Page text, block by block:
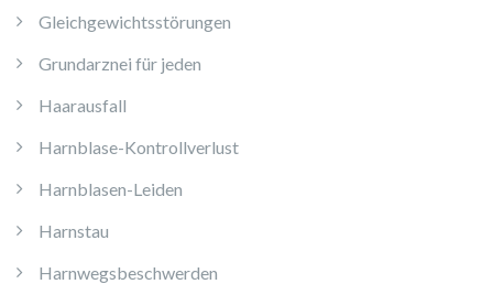
Gleichgewichtsstörungen
Grundarznei für jeden
Haarausfall
Harnblase-Kontrollverlust
Harnblasen-Leiden
Harnstau
Harnwegsbeschwerden